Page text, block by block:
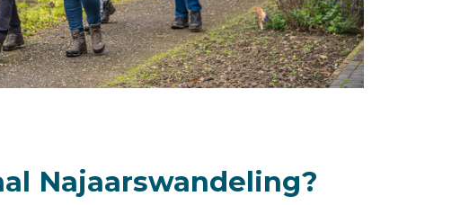
Najaarswandeling?